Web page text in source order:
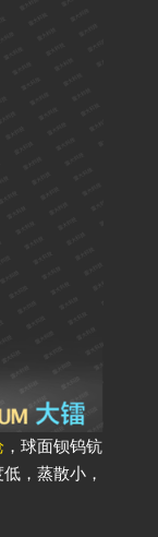
，球面钡钨钪
，蒸散小，